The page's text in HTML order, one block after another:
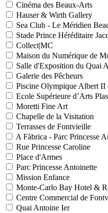
Cinéma des Beaux-Arts
Hauser & Wirth Gallery
Sea Club - Le Méridien
Stade Prince Héréditaire
Collect|MC
Maison du Numérique de
Salle d'Exposition du Quai
Galerie des Pêcheurs
Piscine Olympique Albert II
Ecole Supérieure d’Arts
Moretti Fine Art
Chapelle de la Visitation
Terrasses de Fontvieille
A Fàbrica - Parc Princesse
Rue Princesse Caroline
Place d'Armes
Parc Princesse Antoinette
Mission Enfance
Monte-Carlo Bay Hotel &
Centre Commercial de
Quai Antoine Ier